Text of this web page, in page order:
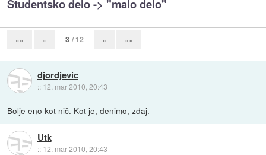
Študentsko delo -> "malo delo"
«« « 3 / 12 » »»
djordjevic
:: 12. mar 2010, 20:43
Bolje eno kot nič. Kot je, denimo, zdaj.
Utk
:: 12. mar 2010, 20:43